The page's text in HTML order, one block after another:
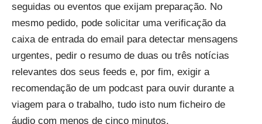
seguidas ou eventos que exijam preparação. No
mesmo pedido, pode solicitar uma verificação da
caixa de entrada do email para detectar mensagens
urgentes, pedir o resumo de duas ou três notícias
relevantes dos seus feeds e, por fim, exigir a
recomendação de um podcast para ouvir durante a
viagem para o trabalho, tudo isto num ficheiro de
áudio com menos de cinco minutos.